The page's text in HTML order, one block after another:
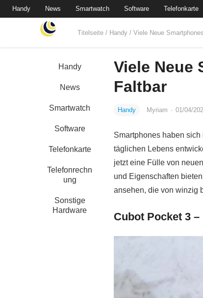
Handy News Smartwatch Software Telefonkarte
Titelseite / Handy / Viele Neue
Handy
News
Smartwatch
Software
Telefonkarte
Telefonrechn
ung
Sonstige
Hardware
Viele Neue
Faltbar
Handy Myriam · 01/04/
Smartphones haben
täglichen Lebens
jetzt eine Fülle von
und Eigenschaften
ansehen, die von winzig
Cubot Pocket 3